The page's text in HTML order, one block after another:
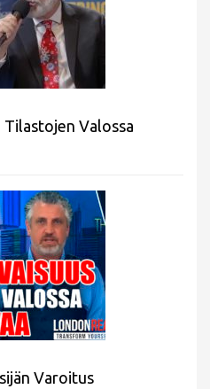
Tilastojen Valossa
Varoitus